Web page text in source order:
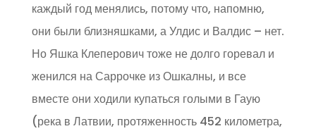
каждый год менялись, потому что, напомню,
они были близняшками, а Улдис и Валдис – нет.
Но Яшка Клеперович тоже не долго горевал и
женился на Саррочке из Ошкалны, и все
вместе они ходили купаться голыми в Гаую
(река в Латвии, протяженность 452 километра,